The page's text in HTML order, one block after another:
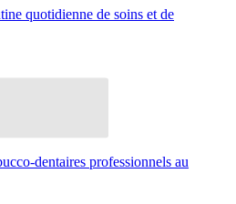
quotidienne de soins et de
dentaires professionnels au